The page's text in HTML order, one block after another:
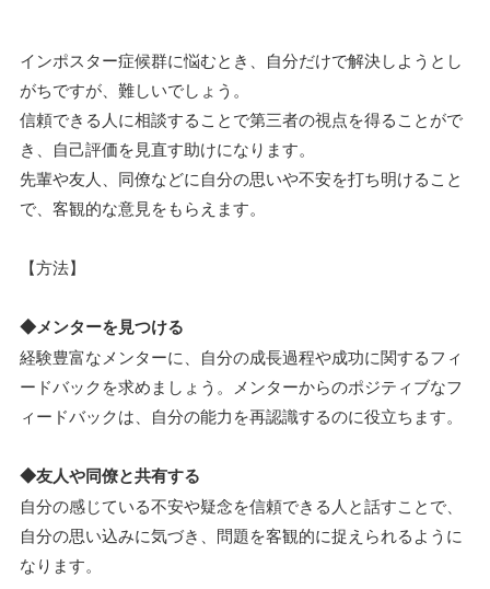
インポスター症候群に悩むとき、自分だけで解決しようとし
がちですが、難しいでしょう。
信頼できる人に相談することで第三者の視点を得ることがで
き、自己評価を見直す助けになります。
先輩や友人、同僚などに自分の思いや不安を打ち明けること
で、客観的な意見をもらえます。
【方法】
◆メンターを見つける
経験豊富なメンターに、自分の成長過程や成功に関するフィ
ードバックを求めましょう。メンターからのポジティブなフ
ィードバックは、自分の能力を再認識するのに役立ちます。
◆友人や同僚と共有する
自分の感じている不安や疑念を信頼できる人と話すことで、
自分の思い込みに気づき、問題を客観的に捉えられるように
なります。